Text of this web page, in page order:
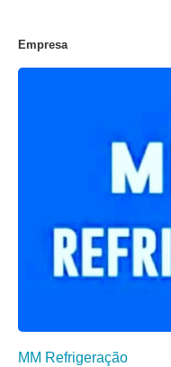
Empresa
MM Refrigeração